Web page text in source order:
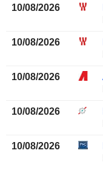
10/08/2026
10/08/2026
10/08/2026
10/08/2026
10/08/2026